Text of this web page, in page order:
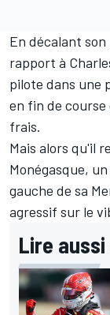
En décalant
rapport à
pilote dans une
en fin de course
frais.
Mais alors qu'il
Monégasque,
gauche de sa
agressif sur le
Lire aussi